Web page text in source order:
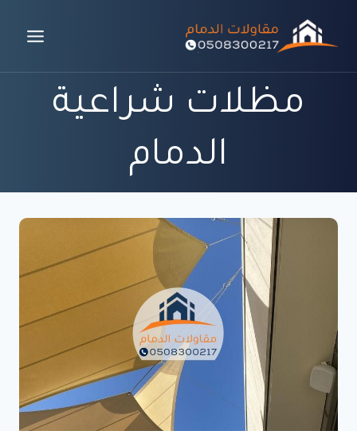
مظلات شراعية
الدمام